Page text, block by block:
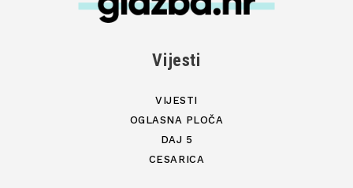
Vijesti
VIJESTI
OGLASNA PLOČA
DAJ 5
CESARICA